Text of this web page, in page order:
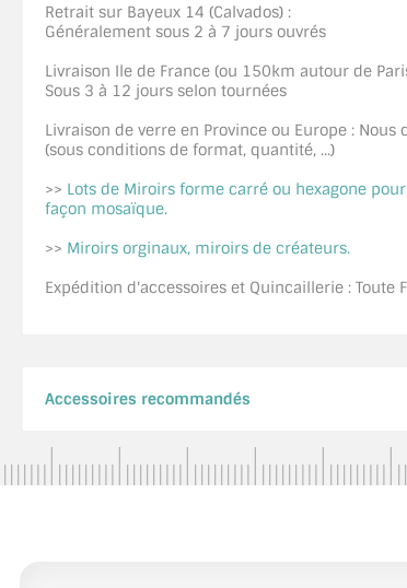
Retrait sur Bayeux 14 (Calvados) :
Généralement sous 2 à 7 jours ouvrés
Livraison Ile de France (ou 150km autour de
Sous 3 à 12 jours selon tournées
Livraison de verre en Province ou Europe : Nous
(sous conditions de format, quantité, ...)
>> Lots de Miroirs forme carré ou hexagone
façon mosaïque.
>> Miroirs orginaux, miroirs de créateurs.
Expédition d'accessoires et Quincaillerie : Toute
Accessoires recommandés